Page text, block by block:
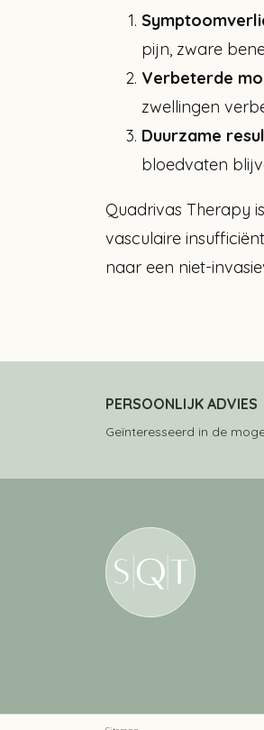
pijn, zware
Verbeterde
zwellingen
Duurzame
bloedvaten
Quadrivas Therapy
vasculaire
naar een niet-
PERSOONLIJK ADVIES
Geïnteresseerd in de